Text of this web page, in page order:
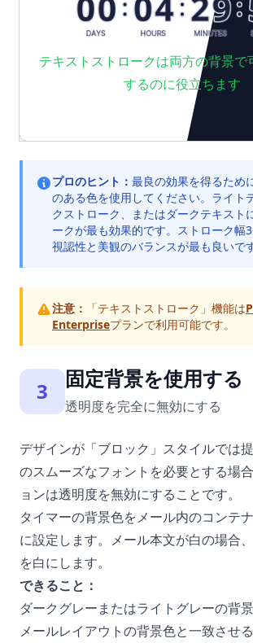
テキストストロークは両方の背景で
するのに役立ちます
プロのヒント： 最良の効果を得るため
のある色を使用してください。ライト
クストローク、またはダークテキスト
ークが最も効果的です。ストローク幅
視認性と美観のバランスが最も良いです
注意： 「テキストストローク」機能は
Enterpriseプランで利用可能です。
3 固定背景を使用する
透明度を完全に無効にする
デザインが「ブロック」スタイルでは
のスムーズなフォントを必要とする場
ョンは透明度を無効にすることです。
タイマーの背景色をメール内のコンテ
に設定します。メール本文が白の場合
を白にします。
できること：
ダークグレーまたはライトグレーの背
メールレイアウトの背景色と一致させる